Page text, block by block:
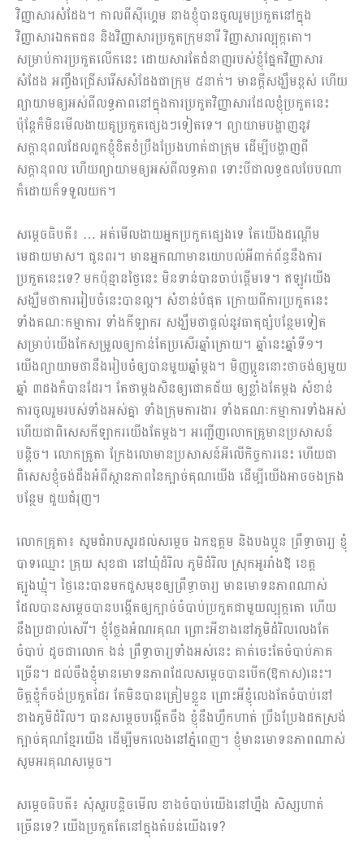
វិញ្ញាសារសំដែង។ កាលពីស៊ីហ្គេម នាងខ្ញុំបានចូលរួមប្រកួតនៅក្នុង
វិញ្ញាសារឯកតជន និងវិញ្ញាសារប្រកួតក្រុមនារី វិញ្ញាសារល្បុក្កតោ។
សម្រាប់ការប្រកួតលើកនេះ ដោយសារតែជំនាញរបស់ខ្ញុំផ្នែកវិញ្ញាសារ
សំដែង អញ្ចឹងជ្រើសរើសសំដែងជាក្រុម ៥នាក់។ មានក្តីសង្ឃឹមខ្ពស់ ហើយ
ព្យាយាមឲ្យអស់ពីលទ្ធភាពនៅក្នុងការប្រកួតវិញ្ញាសារដែលខ្ញុំប្រកួតនេះ
ប៉ុន្តែក៏មិនមើល​ងាយគូប្រកួតផ្សេងៗទៀតទេ។ ព្យាយាមបង្ហាញនូវ
សក្តានុពលដែលពួកខ្ញុំខិតខំប្រឹងប្រែងហាត់ជាក្រុម ដើម្បីបង្ហាញពី
សក្តានុពល ហើយព្យាយាមឲ្យអស់ពីលទ្ធភាព ទោះបីជាលទ្ធផលបែបណា
ក៏ដោយក៏ទទួលយក។
សម្តេចធិបតី៖ … អត់មើលងាយអ្នកប្រកួតផ្សេងទេ តែយើងដណ្តើម
មេដាយមាស។ ជូនពរ។ មានអ្នកណាមានយោបល់អីពាក់ព័ន្ធនឹងការ
ប្រកួតនេះទេ? មកប៉ុន្មានថ្ងៃនេះ មិនទាន់បានចាប់ផ្តើមទេ។ ឥឡូវយើង
សង្ឃឹមថាការរៀបចំនេះបានល្អ។ សំខាន់បំផុត ក្រោយពីការប្រកួតនេះ
ទាំងគណៈកម្មាការ ទាំងកីឡាករ សង្ឃឹមថាផ្តល់នូវធាតុផ្សំបន្ថែមទៀត
សម្រាប់យើងកែសម្រួលឲ្យកាន់តែប្រសើរឆ្នាំក្រោយ។ ឆ្នាំនេះឆ្នាំទី១។
យើងព្យាយាមថានឹងរៀប​ចំឲ្យបានមួយឆ្នាំម្តង។ មិញប្អូននោះថាចង់ឲ្យមួយ
ឆ្នាំ ៣ដងក៏បានដែរ។ តែថាម្តងសិនឲ្យជោគជ័យ ឲ្យខ្លាំងតែម្តង សំខាន់
ការចូលរួមរបស់ទាំងអស់គ្នា ទាំងក្រុមការងារ ទាំងគណៈកម្មាការទាំងអស់
ហើយជាពិសេសកីឡាករយើងតែម្តង។ អញ្ជើញលោកគ្រូមានប្រសាសន៍
បន្តិច។ លោកគ្រូតា ក្រែងលោមានប្រសាសន៍អីលើកិច្ចការនេះ ហើយជា
ពិសេសខ្ញុំចង់ដឹងអំពីស្ថានភាពនៃក្បាច់គុណយើង ដើម្បីយើងអាចចងក្រង
បន្ថែម ជួយជំរុញ។
លោកគ្រូតា៖ សូមជំរាបសួរដល់សម្តេច ឯកឧត្តម និងបងប្អូន ព្រឹទ្ធាចារ្យ ខ្ញុំ
បាទឈ្មោះ គ្រុយ សុខជា នៅឃុំដំរិល ភូមិដំរិល ស្រុកអូររាំងឪ ខេត្ត
ត្បូងឃ្មុំ។ ថ្ងៃនេះបានមកជួសមុខឲ្យព្រឹទ្ធាចារ្យ មានមោទនភាពណាស់
ដែលបានសម្តេចបានបង្កើតឲ្យក្បាច់ចំបាប់ប្រកួតជាមួយល្បុក្កតោ ហើយ
នឹងប្រដាល់សេរី។ ខ្ញុំថ្លែងអំណរគុណ ព្រោះអីខាងនៅភូមិដំរិលលេងតែ
ចំបាប់ ដូចជាលោក ងន់ ព្រឹទ្ធាចារ្យទាំងអស់នេះ គាត់ចេះតែចំបាប់ភាគ
ច្រើន។ ដល់ចឹងខ្ញុំមានមោទនភាពដែលសម្តេចបានបើក(ឱកាស)នេះ។
ចិត្តខ្ញុំក៏ចង់ប្រកួតដែរ តែមិនបានត្រៀមខ្លួន ព្រោះអីខ្ញុំលេងតែចំបាប់នៅ
ខាងភូមិដំរិល។ បានសម្តេចបង្កើតចឹង ខ្ញុំនឹងហ្វឹកហាត់ ប្រឹងប្រែងដកស្រង់
ក្បាច់គុណខ្មែរយើង ដើម្បីមកលេងនៅភ្នំពេញ។ ខ្ញុំមានមោទនភាពណាស់
សូមអរគុណសម្តេច។
សម្តេចធិបតី៖ សុំសួរបន្តិចមើល ខាងចំបាប់យើងនៅហ្នឹង សិស្សហាត់
ច្រើនទេ? យើងប្រកួតតែនៅក្នុងតំបន់យើងទេ?